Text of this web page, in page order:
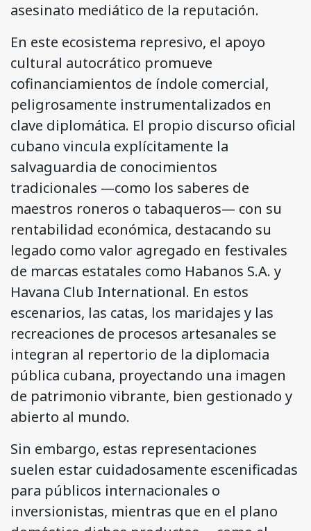
asesinato mediático de la reputación.
En este ecosistema represivo, el apoyo
cultural autocrático promueve
cofinanciamientos de índole comercial,
peligrosamente instrumentalizados en
clave diplomática. El propio discurso oficial
cubano vincula explícitamente la
salvaguardia de conocimientos
tradicionales —como los saberes de
maestros roneros o tabaqueros— con su
rentabilidad económica, destacando su
legado como valor agregado en festivales
de marcas estatales como Habanos S.A. y
Havana Club International. En estos
escenarios, las catas, los maridajes y las
recreaciones de procesos artesanales se
integran al repertorio de la diplomacia
pública cubana, proyectando una imagen
de patrimonio vibrante, bien gestionado y
abierto al mundo.
Sin embargo, estas representaciones
suelen estar cuidadosamente escenificadas
para públicos internacionales o
inversionistas, mientras que en el plano